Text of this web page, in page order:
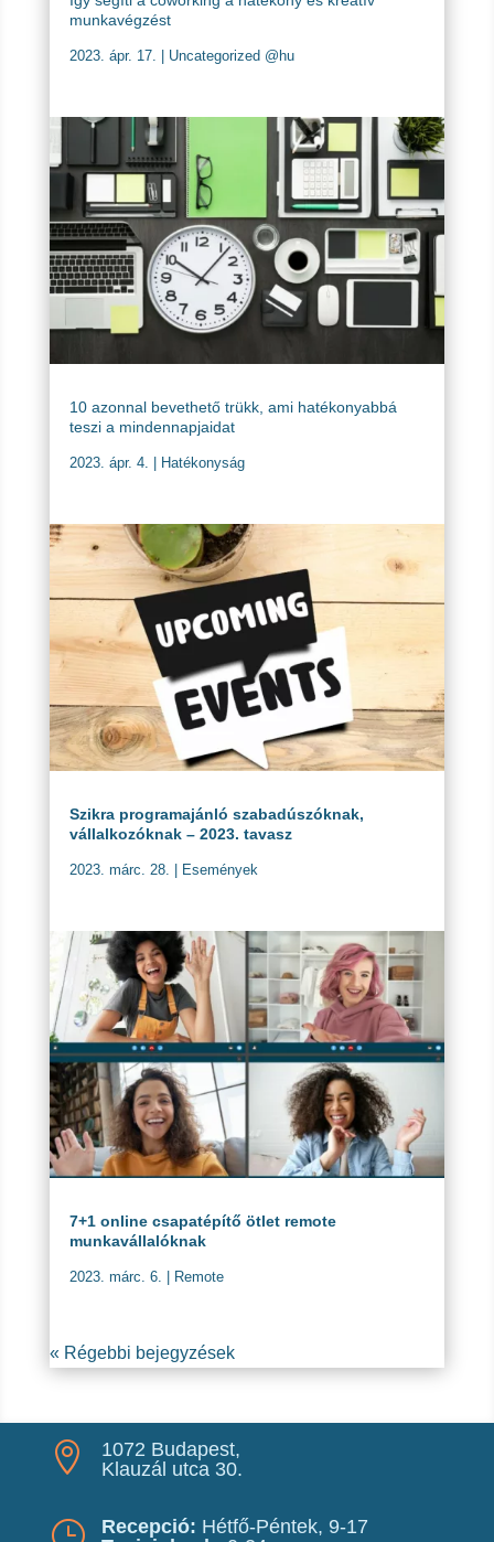
munkavégzést
2023. ápr. 17. Uncategorized @hu
10 azonnal bevethető trükk, ami hatékonyabbá
teszi a mindennapjaidat
2023. ápr. 4. Hatékonyság
Szikra programajánló szabadúszóknak,
vállalkozóknak – 2023. tavasz
2023. márc. 28. Események
7+1 online csapatépítő ötlet remote
munkavállalóknak
2023. márc. 6. Remote
« Régebbi bejegyzések

1072 Budapest,
Klauzál utca 30.
} Recepció: Hétfő-Péntek, 9-17